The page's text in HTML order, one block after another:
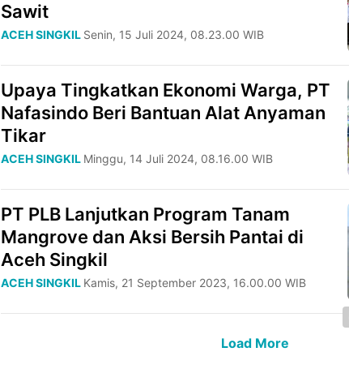
Sawit
ACEH SINGKIL Senin, 15 Juli 2024, 08.23.00 WIB
Upaya Tingkatkan Ekonomi Warga, PT
Nafasindo Beri Bantuan Alat Anyaman
Tikar
ACEH SINGKIL Minggu, 14 Juli 2024, 08.16.00 WIB
PT PLB Lanjutkan Program Tanam
Mangrove dan Aksi Bersih Pantai di
Aceh Singkil
ACEH SINGKIL Kamis, 21 September 2023, 16.00.00 WIB
Load More